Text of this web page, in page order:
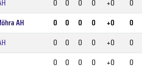
0 0 0 0 +0
0
AH
0 0 0 0 +0
0
0 0 0 0 +0
0
0 0 0 0 +0
0